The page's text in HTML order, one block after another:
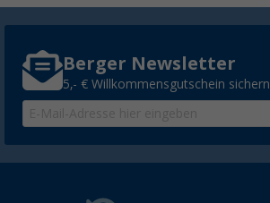
Berger Newsletter
5,- € Willkommensgutschein sichern